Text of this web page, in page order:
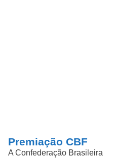
Premiação CBF
A Confederação Brasileira